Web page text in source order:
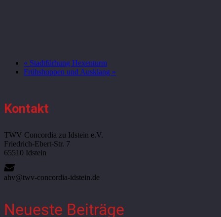
« Stadtfürhung Hexenturm
Frühshoppen und Ausklang »
Kontakt
TWV Concordia zu Idstein e.V.
Friedrich-Ebert-Str. 7
65510 Idstein
ahv@twv-concordia-idstein.de
Neueste Beiträge